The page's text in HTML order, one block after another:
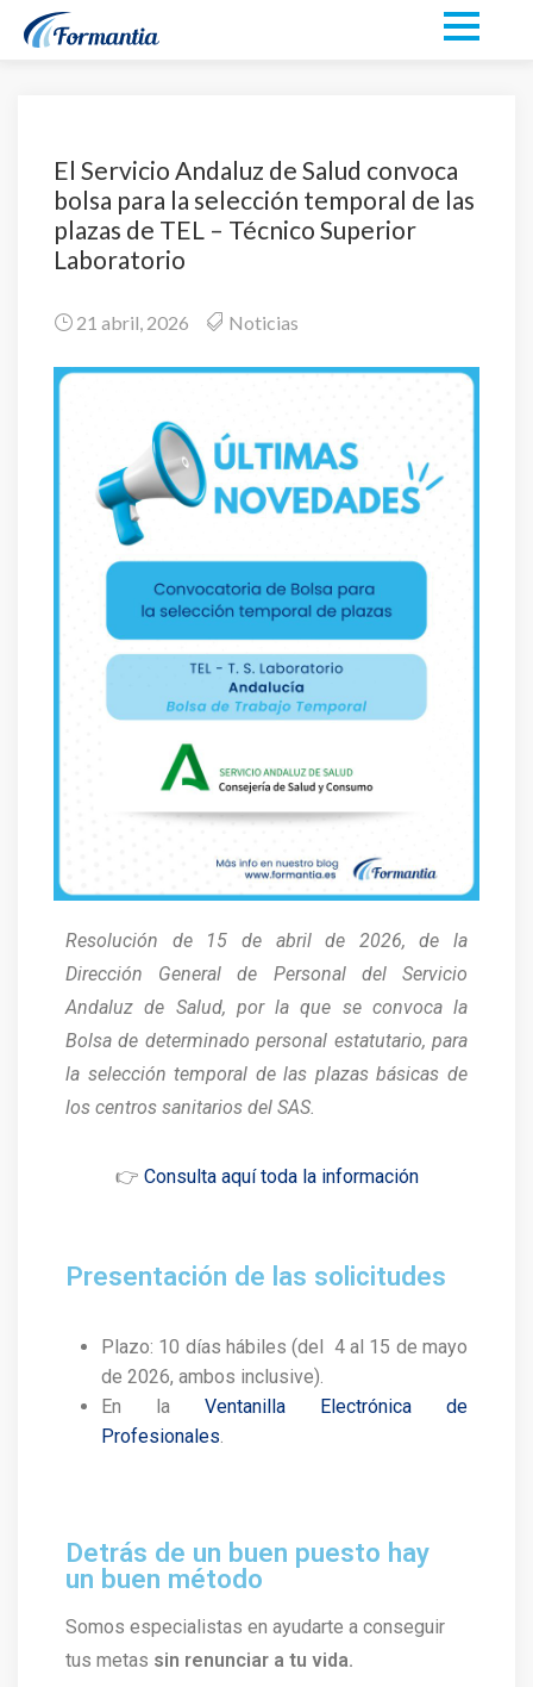
El Servicio Andaluz de Salud convoca
bolsa para la selección temporal de las
plazas de TEL – Técnico Superior
Laboratorio
21 abril, 2026 Noticias
Resolución de 15 de abril de 2026, de la
Dirección General de Personal del Servicio
Andaluz de Salud, por la que se convoca la
Bolsa de determinado personal estatutario, para
la selección temporal de las plazas básicas de
los centros sanitarios del SAS.
👉 Consulta aquí toda la información
Presentación de las solicitudes
Plazo: 10 días hábiles (del 4 al 15 de mayo
de 2026, ambos inclusive).
En la Ventanilla Electrónica de
Profesionales.
Detrás de un buen puesto hay
un buen método
Somos especialistas en ayudarte a conseguir
tus metas sin renunciar a tu vida.